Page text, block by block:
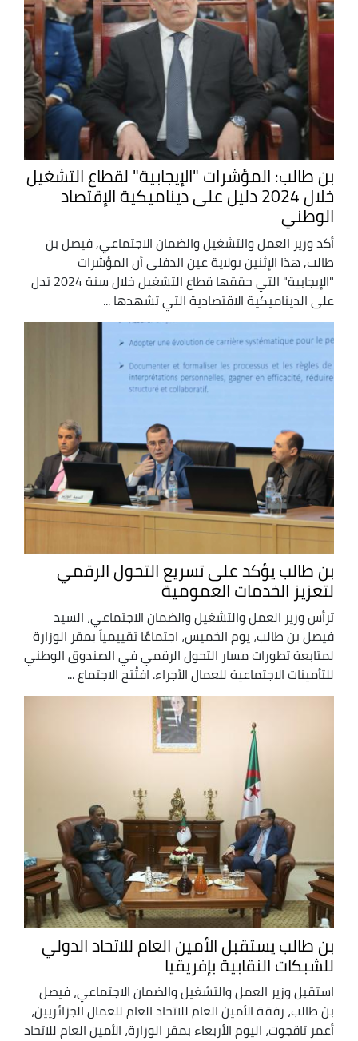
بن طالب: المؤشرات "الإيجابية" لقطاع التشغيل
خلال 2024 دليل على ديناميكية الإقتصاد
الوطني
أكد وزير العمل والتشغيل والضمان الاجتماعي, فيصل بن
طالب, هذا الإثنين بولاية عين الدفلى أن المؤشرات
"الإيجابية" التي حققها قطاع التشغيل خلال سنة 2024 تدل
على الديناميكية الاقتصادية التي تشهدها ...
بن طالب يؤكد على تسريع التحول الرقمي
لتعزيز الخدمات العمومية
ترأس وزير العمل والتشغيل والضمان الاجتماعي، السيد
فيصل بن طالب، يوم الخميس، اجتماعًا تقييمياً بمقر الوزارة
لمتابعة تطورات مسار التحول الرقمي في الصندوق الوطني
للتأمينات الاجتماعية للعمال الأجراء. افتُتح الاجتماع ...
بن طالب يستقبل الأمين العام للاتحاد الدولي
للشبكات النقابية بإفريقيا
استقبل وزير العمل والتشغيل والضمان الاجتماعي، فيصل
بن طالب، رفقة الأمين العام للاتحاد العام للعمال الجزائريين،
أعمر تاقجوت، اليوم الأربعاء بمقر الوزارة، الأمين العام للاتحاد